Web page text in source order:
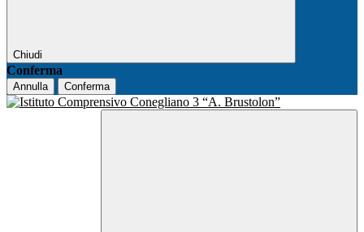
Chiudi
Conferma
Annulla Conferma